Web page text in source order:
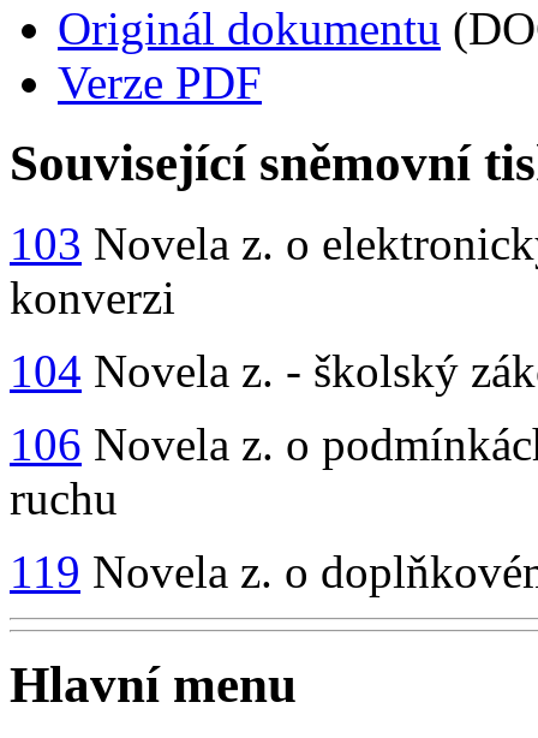
Originál dokumentu
Verze PDF
Související sněmovní
103 Novela z. o
konverzi
104 Novela z. - školský
106 Novela z. o
ruchu
119 Novela z. o
Hlavní menu